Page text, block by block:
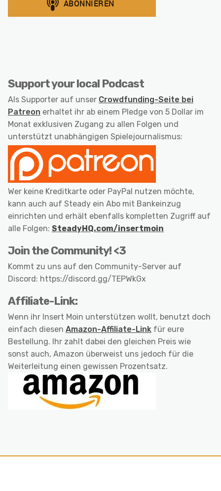
Support your local Podcast
Als Supporter auf unser Crowdfunding-Seite bei
Patreon erhaltet ihr ab einem Pledge von 5 Dollar im
Monat exklusiven Zugang zu allen Folgen und
unterstützt unabhängigen Spielejournalismus:
Wer keine Kreditkarte oder PayPal nutzen möchte,
kann auch auf Steady ein Abo mit Bankeinzug
einrichten und erhält ebenfalls kompletten Zugriff auf
alle Folgen: SteadyHQ.com/insertmoin
Join the Community! <3
Kommt zu uns auf den Community-Server auf
Discord: https://discord.gg/TEPWkGx
Affiliate-Link:
Wenn ihr Insert Moin unterstützen wollt, benutzt doch
einfach diesen Amazon-Affiliate-Link für eure
Bestellung. Ihr zahlt dabei den gleichen Preis wie
sonst auch, Amazon überweist uns jedoch für die
Weiterleitung einen gewissen Prozentsatz.